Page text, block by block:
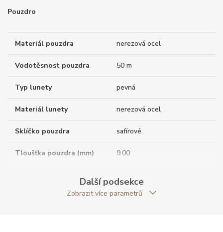
Pouzdro
Materiál pouzdra nerezová ocel
Vodotěsnost pouzdra 50 m
Typ lunety pevná
Materiál lunety nerezová ocel
Sklíčko pouzdra safírové
Tloušťka pouzdra (mm) 9.00
Antireflexní sklíčko ANO
Další podsekce
Zobrazit více parametrů